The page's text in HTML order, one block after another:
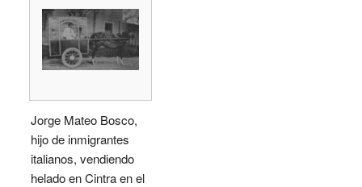
Jorge Mateo Bosco,
hijo de inmigrantes
italianos, vendiendo
helado en Cintra en el